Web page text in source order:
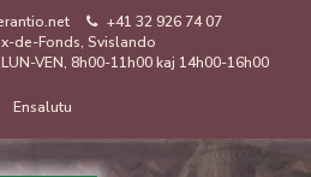
+41 32 926 74 07
de-Fonds, Svislando
VEN, 8h00-11h00 kaj 14h00-16h00
Ensalutu